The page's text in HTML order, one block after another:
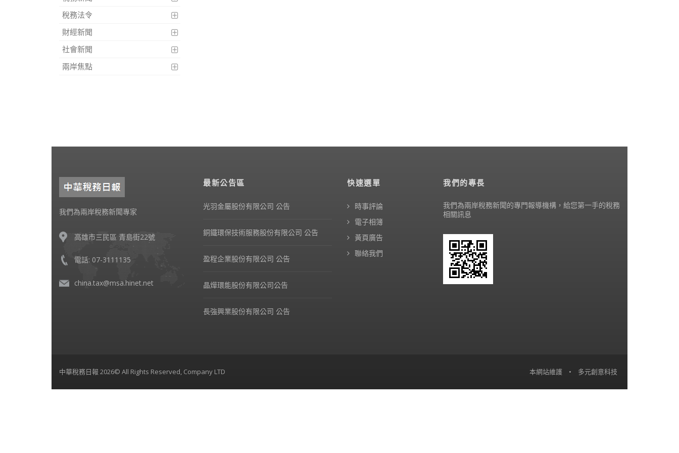
稅務法令
財經新聞
社會新聞
兩岸焦點
我們為兩岸稅務新聞專家
高雄市三民區 青島街22號
電話: 07-3111135
china.tax@msa.hinet.net
最新公告區
光羽金屬股份有限公司 公告
銅鐵環保技術服務股份有限公司 公告
盈程企業股份有限公司 公告
晶燁環能股份有限公司公告
長強興業股份有限公司 公告
快速選單
時事評論
電子相簿
黃頁廣告
聯絡我們
我們的專長
我們為兩岸稅務新聞的專門報導機構，給您第一手的稅務
相關訊息
本網站維護 • 多元創意科技
中華稅務日報 2026© All Rights Reserved, Company LTD